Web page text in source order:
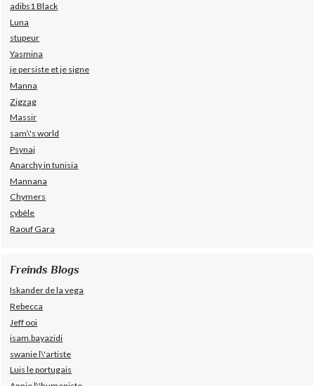
adibs1 Black
Luna
stupeur
Yasmina
je persiste et je signe
Manna
Zigzag
Massir
sam\'s world
Psynaj
Anarchy in tunisia
Mannana
Chymers
cybèle
Raouf Gara
Freinds Blogs
Iskander de la vega
Rebecca
Jeff ooi
isam.bayazidi
swanie l\'artiste
Luis le portugais